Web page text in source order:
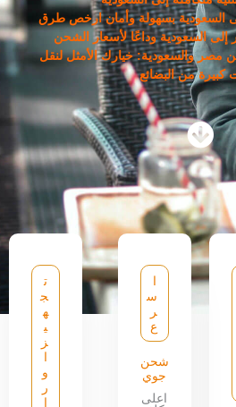
بسهولة وأمان ارخص طرق
السعودية وداعًا لأسعار الشحن
مصر والسعودية: خيارك الأمثل لنقل
كبيرة من البضائع
س
ر
ع
شحن
جوي
اعلى
ت
ج
ه
ي
ز
و
ر